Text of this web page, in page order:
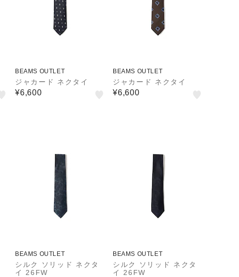
BEAMS OUTLET
ジャカード ネクタイ
¥6,600
BEAMS OUTLET
ジャカード ネクタイ
¥6,600
BEAMS OUTLET
シルク ソリッド ネクタ
イ 26FW
BEAMS OUTLET
シルク ソリッド ネクタ
イ 26FW